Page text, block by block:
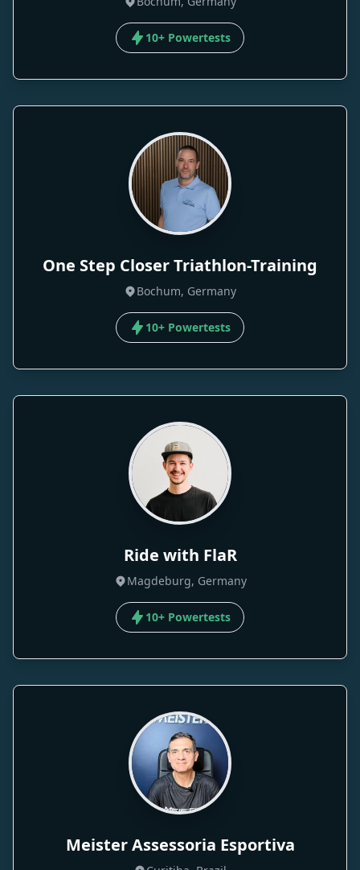
10+ Powertests
One Step Closer Triathlon-Training
Bochum, Germany
10+ Powertests
Ride with FlaR
Magdeburg, Germany
10+ Powertests
Meister Assessoria Esportiva